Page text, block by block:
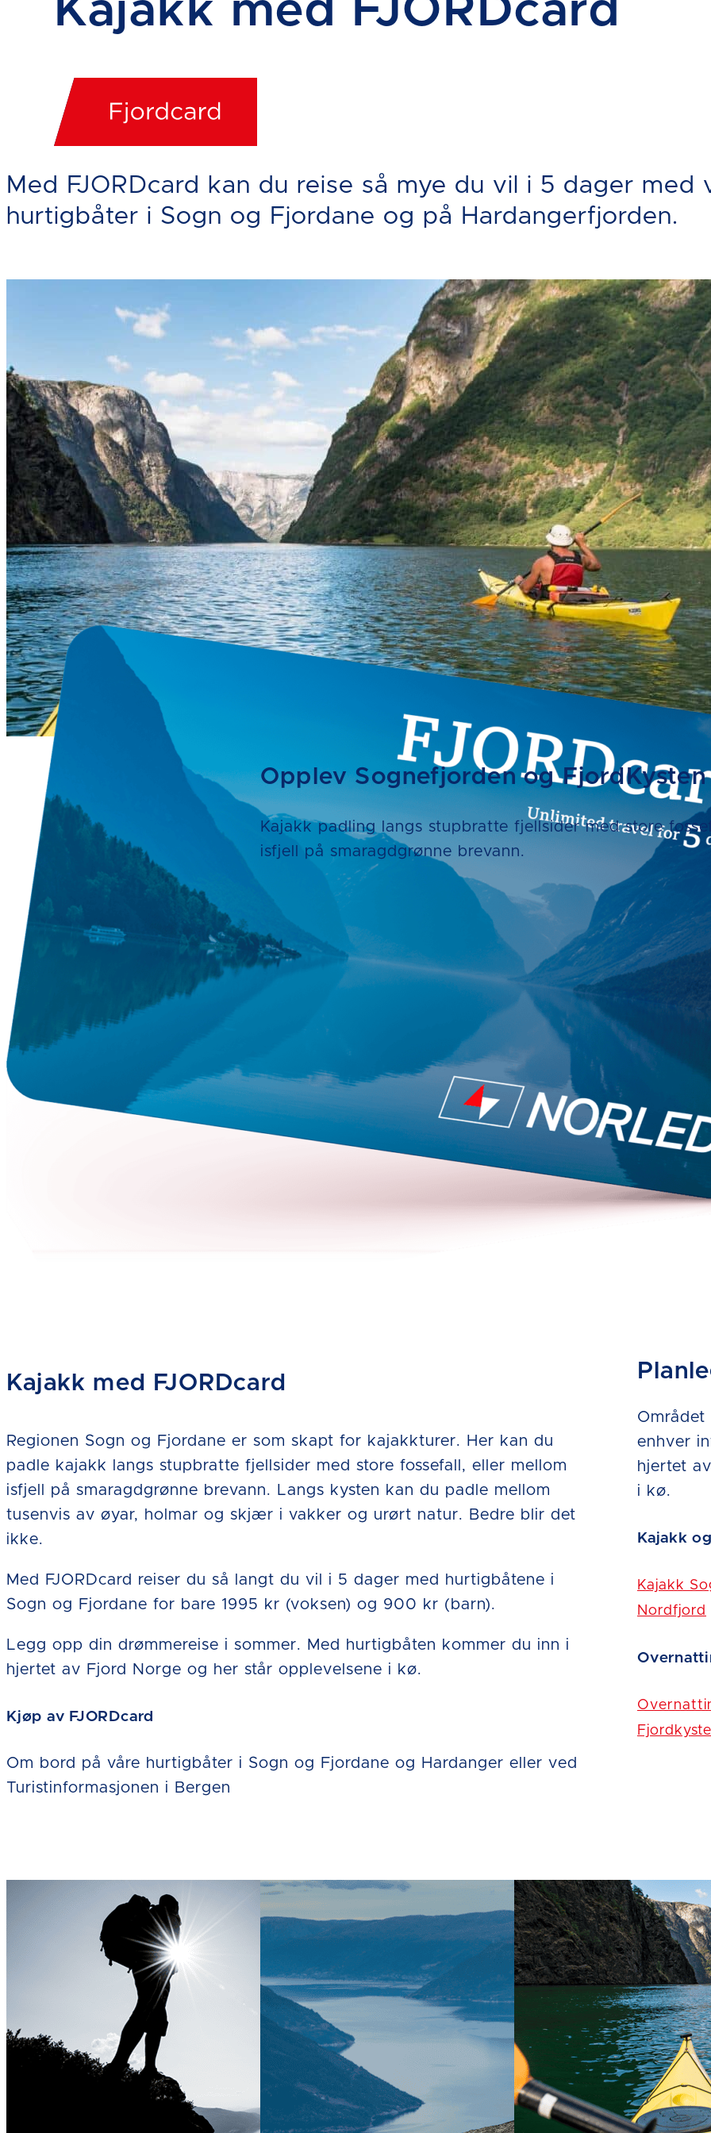
Kajakk med FJORDcard
Med FJORDcard kan du reise så mye du vil i 5 dager med
hurtigbåter i Sogn og Fjordane og på Hardangerfjorden.
Opplev Sognefjorden og FjordKysten
Kajakk padling langs stupbratte fjellsider med store
isfjell på smaragdgrønne brevann.
Kajakk med FJORDcard
Regionen Sogn og Fjordane er som skapt for kajakkturer. Her kan du
padle kajakk langs stupbratte fjellsider med store fossefall, eller mellom
isfjell på smaragdgrønne brevann. Langs kysten kan du padle mellom
tusenvis av øyar, holmar og skjær i vakker og urørt natur. Bedre blir det
ikke.
Med FJORDcard reiser du så langt du vil i 5 dager med hurtigbåtene i
Sogn og Fjordane for bare 1995 kr (voksen) og 900 kr (barn).
Legg opp din drømmereise i sommer. Med hurtigbåten kommer du inn i
hjertet av Fjord Norge og her står opplevelsene i kø.
Kjøp av FJORDcard
Om bord på våre hurtigbåter i Sogn og Fjordane og Hardanger eller ved
Turistinformasjonen i Bergen
enhver
hjertet
i kø.
Kajakk
Kajakk
Nordfjord